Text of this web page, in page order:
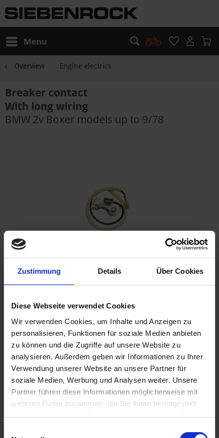
Zustimmung Details Über Cookies
Diese Webseite verwendet Cookies
Wir verwenden Cookies, um Inhalte und Anzeigen zu
personalisieren, Funktionen für soziale Medien anbieten
zu können und die Zugriffe auf unsere Website zu
analysieren. Außerdem geben wir Informationen zu Ihrer
Verwendung unserer Website an unsere Partner für
soziale Medien, Werbung und Analysen weiter. Unsere
Partner führen diese Informationen möglicherweise mit
weiteren Daten zusammen, die Sie ihnen bereitgestellt
haben oder die sie im Rahmen Ihrer Nutzung der Dienste
Menu
Overview Engine electrics
Breaker contact
With long wiring
BMW 2v Boxer models up to 9/78
Please inform me as soon as the product is
I have read thedata protection information.
€15.75
Prices incl. VAT,plus shipping costs
Remember Comment